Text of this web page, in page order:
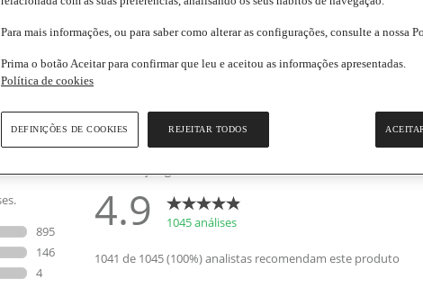
classificação.
1045
Reviews.
Link
a
mesma
página.
Para mais informações, ou para saber como alterar as configurações, consulte a nossa
Prima o botão Aceitar para confirmar que leu e aceitou as informações apresentadas.
Política de cookies
REJEITAR TODOS
DEFINIÇÕES DE COOKIES